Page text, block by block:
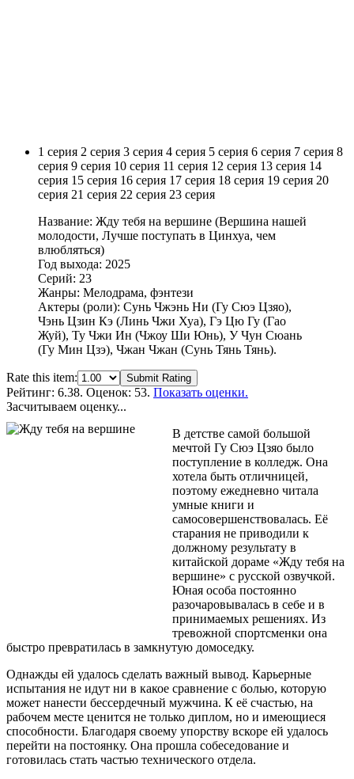
1 серия 2 серия 3 серия 4 серия 5 серия 6 серия 7 серия 8
серия 9 серия 10 серия 11 серия 12 серия 13 серия 14
серия 15 серия 16 серия 17 серия 18 серия 19 серия 20
серия 21 серия 22 серия 23 серия
Название: Жду тебя на вершине (Вершина нашей
молодости, Лучше поступать в Цинхуа, чем
влюбляться)
Год выхода: 2025
Серий: 23
Жанры: Мелодрама, фэнтези
Актеры (роли): Сунь Чжэнь Ни (Гу Сюэ Цзяо),
Чэнь Цзин Кэ (Линь Чжи Хуа), Гэ Цю Гу (Гао
Жуй), Ту Чжи Ин (Чжоу Ши Юнь), У Чун Сюань
(Гу Мин Цзэ), Чжан Чжан (Сунь Тянь Тянь).
Rate this item: Submit Rating
Рейтинг: 6.38. Оценок: 53. Показать оценки.
Засчитываем оценку...
В детстве самой большой
мечтой Гу Сюэ Цзяо было
поступление в колледж. Она
хотела быть отличницей,
поэтому ежедневно читала
умные книги и
самосовершенствовалась. Её
старания не приводили к
должному результату в
китайской дораме «Жду тебя на
вершине» с русской озвучкой.
Юная особа постоянно
разочаровывалась в себе и в
принимаемых решениях. Из
тревожной спортсменки она
быстро превратилась в замкнутую домоседку.
Однажды ей удалось сделать важный вывод. Карьерные
испытания не идут ни в какое сравнение с болью, которую
может нанести бессердечный мужчина. К её счастью, на
рабочем месте ценится не только диплом, но и имеющиеся
способности. Благодаря своему упорству вскоре ей удалось
перейти на постоянку. Она прошла собеседование и
готовилась стать частью технического отдела.